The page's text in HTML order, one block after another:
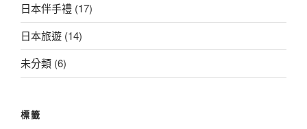
日本伴手禮 (17)
日本旅遊 (14)
未分類 (6)
標籤